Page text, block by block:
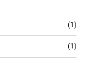
(1)
(1)